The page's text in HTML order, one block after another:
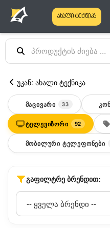
ახალი ტექნიკა
უკან: ახალი ტექნიკა
ᲛᲐᲪᲘᲕᲐᲠᲘ 33
ᲢᲔᲚᲔᲕᲘᲖᲝᲠᲘ 92
ᲛᲝᲑᲘᲚᲣᲠᲘ ᲢᲔᲚᲔᲤᲝᲜᲔᲑᲘ
ᲒᲐᲤᲘᲚᲢᲠᲔ ᲑᲠᲔᲜᲓᲘᲗ: